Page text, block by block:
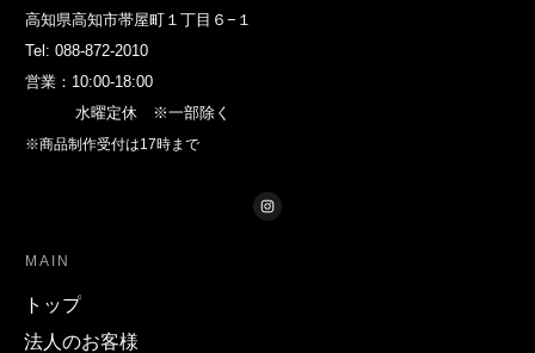
高知県高知市帯屋町１丁目６−１
Tel: 088-872-2010
営業：10:00-18:00
水曜定休 ※一部除く
※商品制作受付は17時まで
MAIN
トップ
法人のお客様